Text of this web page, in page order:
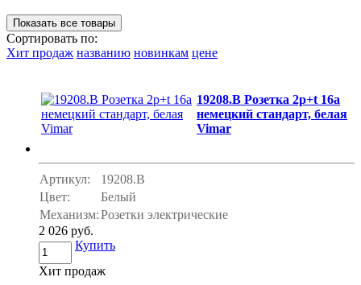
Сортировать по:
Хит продаж названию новинкам цене
19208.B Розетка 2p+t 16a
немецкий стандарт, белая
Vimar
Артикул:
19208.B
Цвет:
Белый
Механизм:Розетки электрические
2 026 руб.
Купить
Хит продаж